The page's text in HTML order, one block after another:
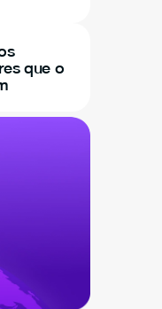
que o